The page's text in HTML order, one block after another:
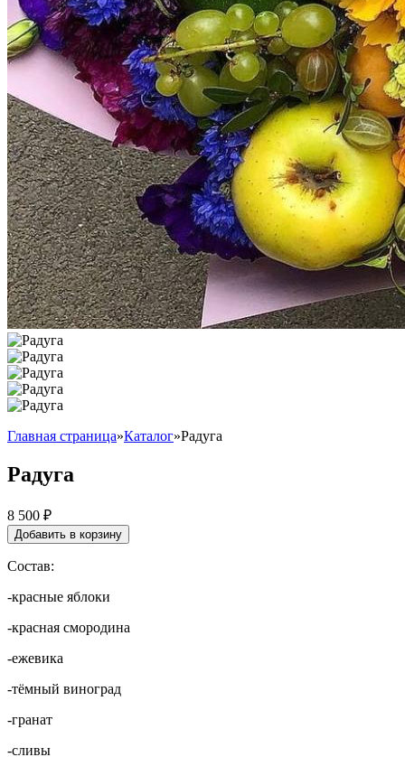
Главная страница»Каталог»Радуга
Радуга
8 500 ₽
Добавить в корзину
Состав:
-красные яблоки
-красная смородина
-ежевика
-тёмный виноград
-гранат
-сливы